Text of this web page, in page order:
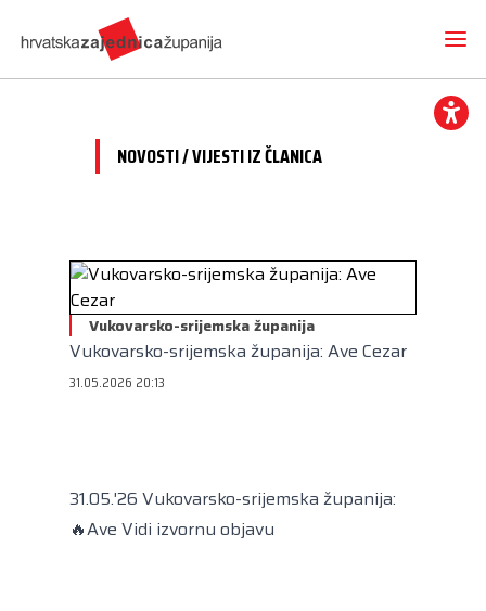
Novosti
Hrvatska zajednica županija
Vijesti iz članica
O nama
Dokumenti
Imenovanja
Predsjednik
Radne skupine
Mediji
Projekti
Otvoreni proračun
Međunarodna suradnja
Kongres lokalnih i regionalnih vlasti Vijeća
Europe
NOVOSTI / VIJESTI IZ ČLANICA
Vukovarsko-srijemska županija
Vukovarsko-srijemska županija: Ave Cezar
31.05.2026 20:13
31.05.'26 Vukovarsko-srijemska županija:
🔥Ave Vidi izvornu objavu